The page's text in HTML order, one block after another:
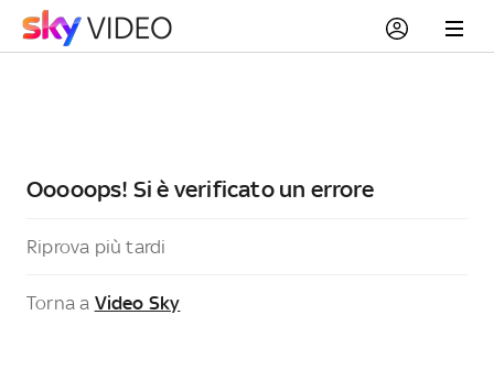
Ooooops! Si è verificato un errore
Riprova più tardi
Torna a Video Sky